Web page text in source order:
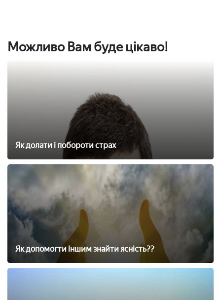
Можливо Вам буде цікаво!
Як долати і побороти страх
Як допомогти іншим знайти ясність??